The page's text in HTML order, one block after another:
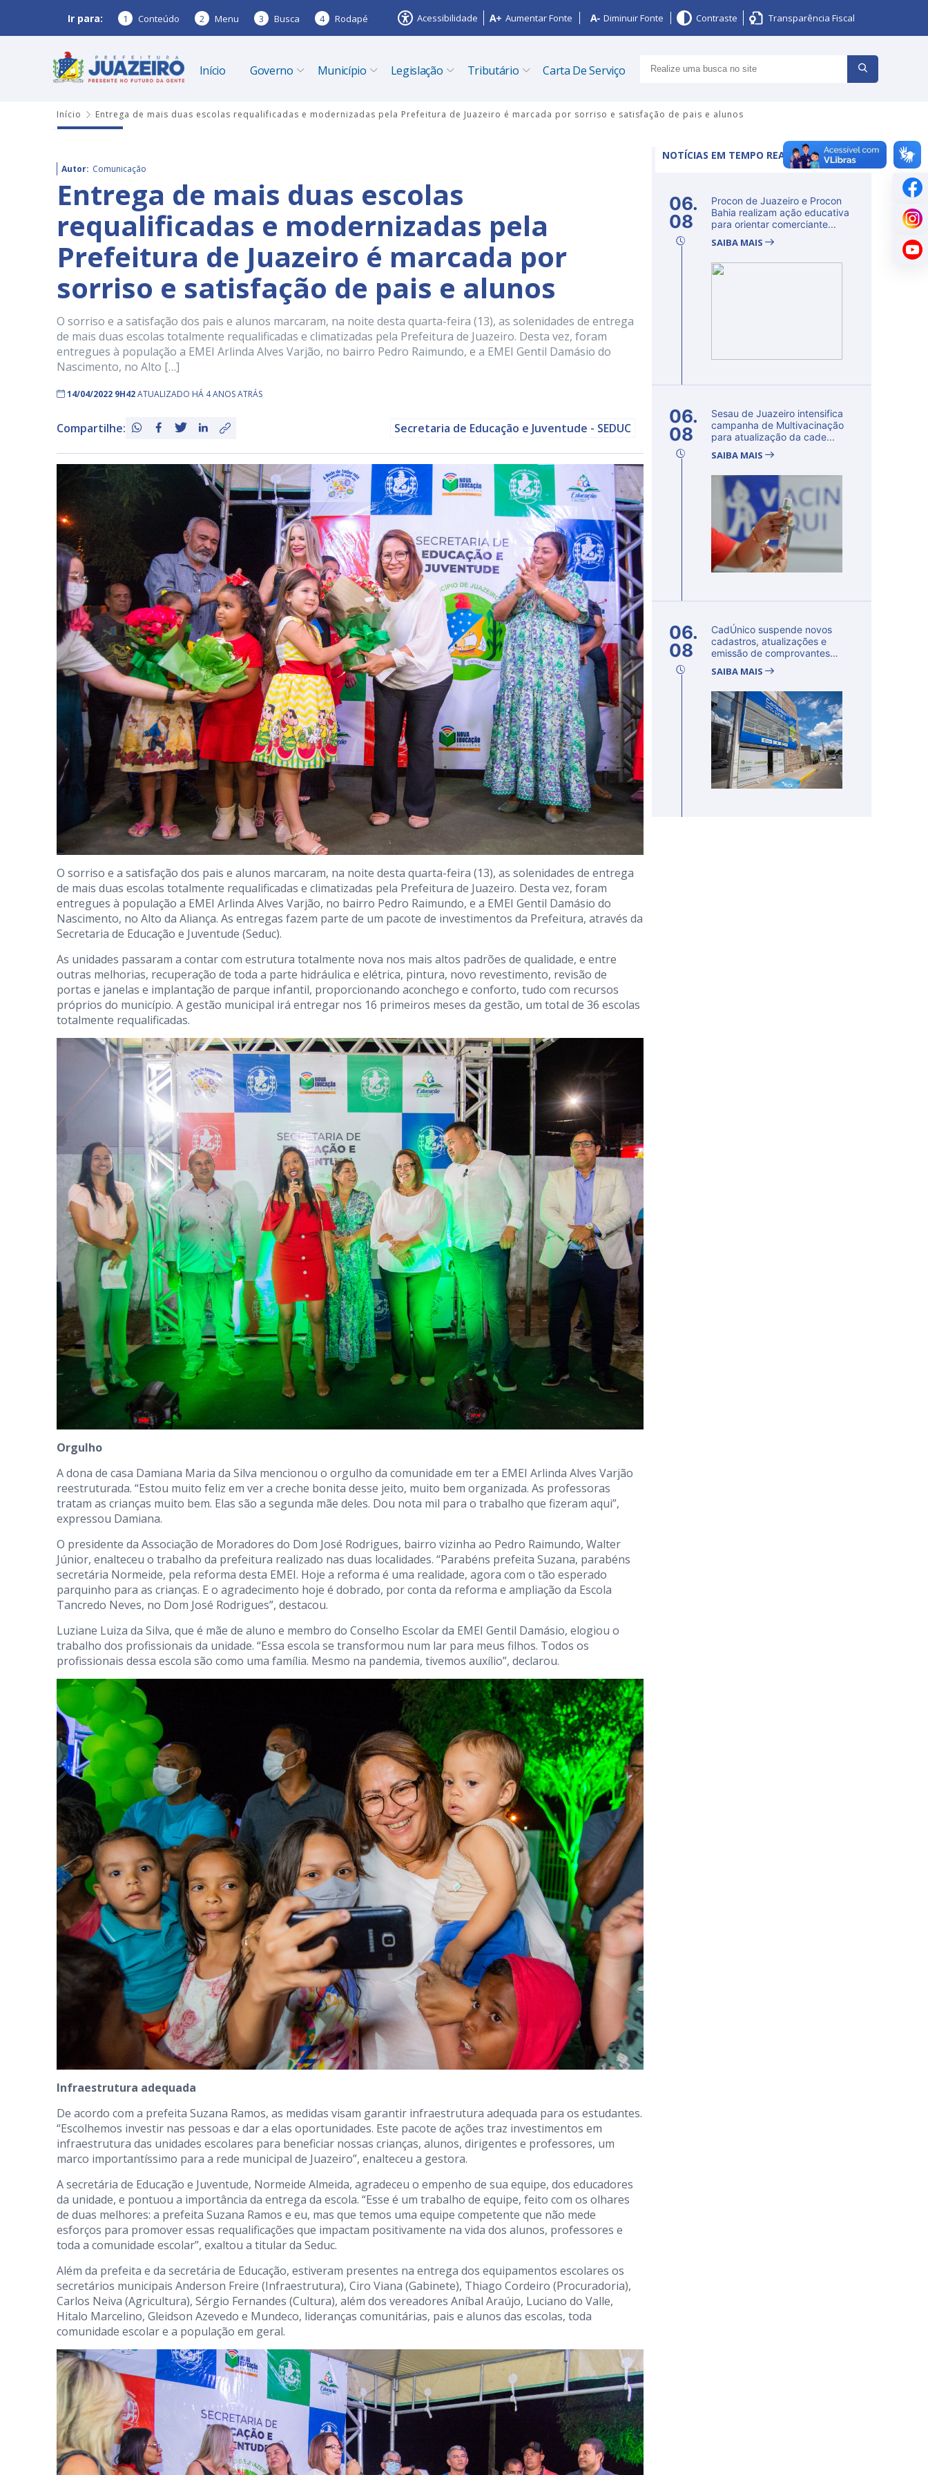
Ir para: 1 Conteúdo 2 Menu 3 Busca 4 Rodapé Acessibilidade Aumentar Fonte Diminuir Fonte Contraste Transparência Fiscal
Início Governo Município Legislação Tributário Carta De Serviço
Início Entrega de mais duas escolas requalificadas e modernizadas pela Prefeitura de Juazeiro é marcada por sorriso e satisfação de pais e alunos
Autor: Comunicação
Entrega de mais duas escolas
requalificadas e modernizadas pela
Prefeitura de Juazeiro é marcada por
sorriso e satisfação de pais e alunos
O sorriso e a satisfação dos pais e alunos marcaram, na noite desta quarta-feira (13), as solenidades de entrega
de mais duas escolas totalmente requalificadas e climatizadas pela Prefeitura de Juazeiro. Desta vez, foram
entregues à população a EMEI Arlinda Alves Varjão, no bairro Pedro Raimundo, e a EMEI Gentil Damásio do
Nascimento, no Alto […]
14/04/2022 9H42ATUALIZADO HÁ 4 ANOS ATRÁS
Compartilhe: Secretaria de Educação e Juventude - SEDUC
O sorriso e a satisfação dos pais e alunos marcaram, na noite desta quarta-feira (13), as solenidades de entrega
de mais duas escolas totalmente requalificadas e climatizadas pela Prefeitura de Juazeiro. Desta vez, foram
entregues à população a EMEI Arlinda Alves Varjão, no bairro Pedro Raimundo, e a EMEI Gentil Damásio do
Nascimento, no Alto da Aliança. As entregas fazem parte de um pacote de investimentos da Prefeitura, através da
Secretaria de Educação e Juventude (Seduc).
As unidades passaram a contar com estrutura totalmente nova nos mais altos padrões de qualidade, e entre
outras melhorias, recuperação de toda a parte hidráulica e elétrica, pintura, novo revestimento, revisão de
portas e janelas e implantação de parque infantil, proporcionando aconchego e conforto, tudo com recursos
próprios do município. A gestão municipal irá entregar nos 16 primeiros meses da gestão, um total de 36 escolas
totalmente requalificadas.
Orgulho
A dona de casa Damiana Maria da Silva mencionou o orgulho da comunidade em ter a EMEI Arlinda Alves Varjão
reestruturada. “Estou muito feliz em ver a creche bonita desse jeito, muito bem organizada. As professoras
tratam as crianças muito bem. Elas são a segunda mãe deles. Dou nota mil para o trabalho que fizeram aqui”,
expressou Damiana.
O presidente da Associação de Moradores do Dom José Rodrigues, bairro vizinha ao Pedro Raimundo, Walter
Júnior, enalteceu o trabalho da prefeitura realizado nas duas localidades. “Parabéns prefeita Suzana, parabéns
secretária Normeide, pela reforma desta EMEI. Hoje a reforma é uma realidade, agora com o tão esperado
parquinho para as crianças. E o agradecimento hoje é dobrado, por conta da reforma e ampliação da Escola
Tancredo Neves, no Dom José Rodrigues”, destacou.
Luziane Luiza da Silva, que é mãe de aluno e membro do Conselho Escolar da EMEI Gentil Damásio, elogiou o
trabalho dos profissionais da unidade. “Essa escola se transformou num lar para meus filhos. Todos os
profissionais dessa escola são como uma família. Mesmo na pandemia, tivemos auxílio”, declarou.
Infraestrutura adequada
De acordo com a prefeita Suzana Ramos, as medidas visam garantir infraestrutura adequada para os estudantes.
“Escolhemos investir nas pessoas e dar a elas oportunidades. Este pacote de ações traz investimentos em
infraestrutura das unidades escolares para beneficiar nossas crianças, alunos, dirigentes e professores, um
marco importantíssimo para a rede municipal de Juazeiro”, enalteceu a gestora.
A secretária de Educação e Juventude, Normeide Almeida, agradeceu o empenho de sua equipe, dos educadores
da unidade, e pontuou a importância da entrega da escola. “Esse é um trabalho de equipe, feito com os olhares
de duas melhores: a prefeita Suzana Ramos e eu, mas que temos uma equipe competente que não mede
esforços para promover essas requalificações que impactam positivamente na vida dos alunos, professores e
toda a comunidade escolar”, exaltou a titular da Seduc.
Além da prefeita e da secretária de Educação, estiveram presentes na entrega dos equipamentos escolares os
secretários municipais Anderson Freire (Infraestrutura), Ciro Viana (Gabinete), Thiago Cordeiro (Procuradoria),
Carlos Neiva (Agricultura), Sérgio Fernandes (Cultura), além dos vereadores Aníbal Araújo, Luciano do Valle,
Hitalo Marcelino, Gleidson Azevedo e Mundeco, lideranças comunitárias, pais e alunos das escolas, toda
comunidade escolar e a população em geral.
NOTÍCIAS EM TEMPO REAL
06.
08
Procon de Juazeiro e Procon
Bahia realizam ação educativa
para orientar comerciante...
SAIBA MAIS
06.
08
Sesau de Juazeiro intensifica
campanha de Multivacinação
para atualização da cade...
SAIBA MAIS
06.
08
CadÚnico suspende novos
cadastros, atualizações e
emissão de comprovantes
SAIBA MAIS